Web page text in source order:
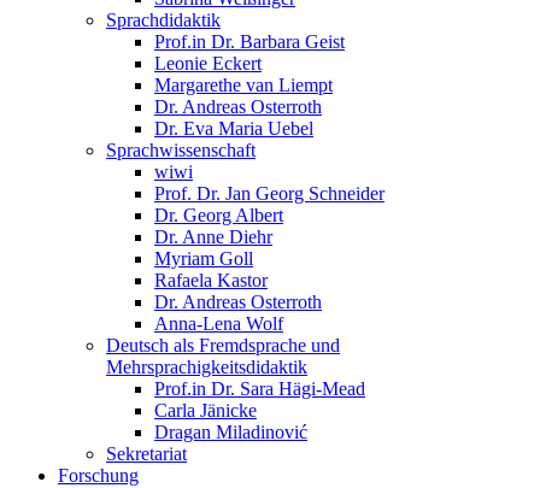
Sprachdidaktik
Prof.in Dr. Barbara Geist
Leonie Eckert
Margarethe van Liempt
Dr. Andreas Osterroth
Dr. Eva Maria Uebel
Sprachwissenschaft
wiwi
Prof. Dr. Jan Georg Schneider
Dr. Georg Albert
Dr. Anne Diehr
Myriam Goll
Rafaela Kastor
Dr. Andreas Osterroth
Anna-Lena Wolf
Deutsch als Fremdsprache und
Mehrsprachigkeitsdidaktik
Prof.in Dr. Sara Hägi-Mead
Carla Jänicke
Dragan Miladinović
Sekretariat
Forschung